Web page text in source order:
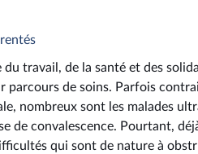
travail, de la santé et des
de soins. Parfois
nombreux sont les malades
de convalescence. Pourtant,
qui sont de nature à